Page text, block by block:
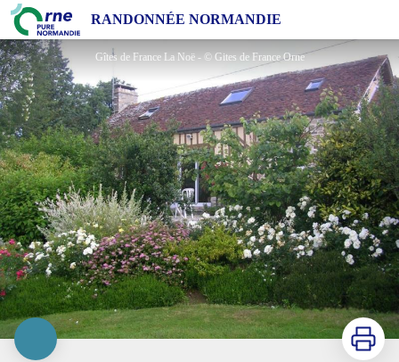
RANDONNÉE NORMANDIE
Gîtes de France La Noë
Gîtes de France La Noë - © Gites de France Orne
Imprimer